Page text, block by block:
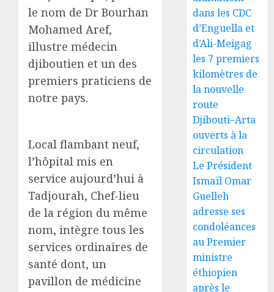
le nom de Dr Bourhan
Mohamed Aref,
illustre médecin
djiboutien et un des
premiers praticiens de
notre pays.
Local flambant neuf,
l’hôpital mis en
service aujourd’hui à
Tadjourah, Chef-lieu
de la région du même
nom, intègre tous les
services ordinaires de
santé dont, un
pavillon de médicine
dans les CDC
d’Enguella et
d’Ali-Meigag
les 7 premiers
kilomètres de
la nouvelle
route
Djibouti–Arta
ouverts à la
circulation
Le Président
Ismaïl Omar
Guelleh
adresse ses
condoléances
au Premier
ministre
éthiopien
après le